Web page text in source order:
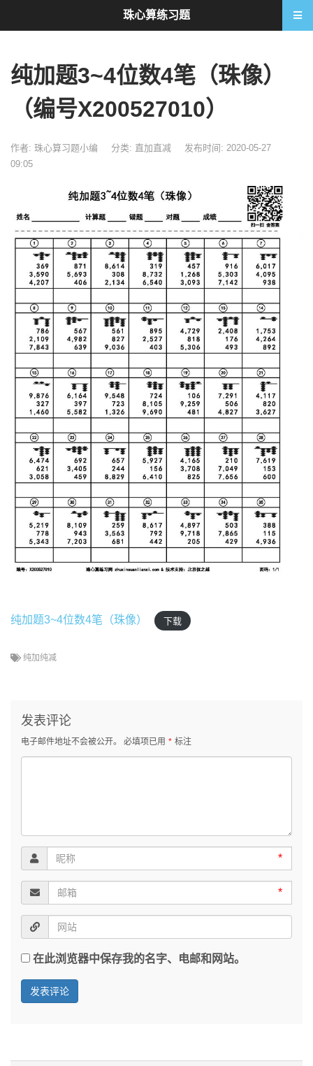
纯加题3~4位数4笔（珠像）
（编号X200527010）
作者: 珠心算习题小编 分类: 直加直减
发布时间: 2020-05-27
09:05
纯加题3~4位数4笔（珠像） 下载
纯加纯减
发表评论
电子邮件地址不会被公开。 必填项已用 * 标注
*
*
在此浏览器中保存我的名字、电邮和网站。
珠心算练习题